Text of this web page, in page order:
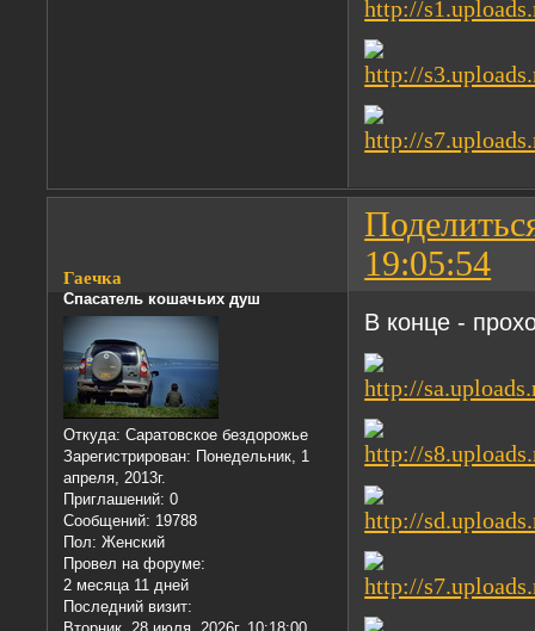
19:05:54
Гаечка
Спасатель кошачьих душ
Откуда: Саратовское бездорожье
Зарегистрирован: Понедельник, 1
апреля, 2013г.
Приглашений: 0
Сообщений: 19788
Пол: Женский
Провел на форуме:
2 месяца 11 дней
Последний визит:
В конце -